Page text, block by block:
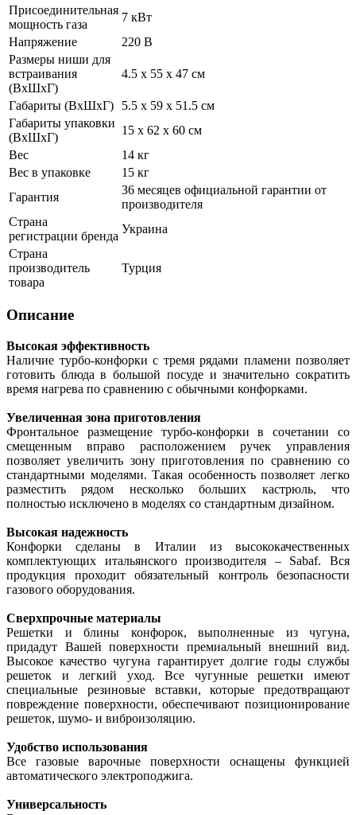
Присоединительная
мощность газа
7 кВт
Напряжение
220 В
Размеры ниши для
встраивания
(ВхШхГ)
4.5 х 55 х 47 см
Габариты (ВхШхГ)
5.5 х 59 х 51.5 см
Габариты упаковки
(ВхШхГ)
15 х 62 х 60 см
Вес
14 кг
Вес в упаковке
15 кг
Гарантия
36 месяцев официальной гарантии от
производителя
Страна
регистрации бренда
Украина
Страна
производитель
товара
Турция
Описание
Высокая эффективность
Наличие турбо-конфорки с тремя рядами пламени позволяет
готовить блюда в большой посуде и значительно сократить
время нагрева по сравнению с обычными конфорками.
Увеличенная зона приготовления
Фронтальное размещение турбо-конфорки в сочетании со
смещенным вправо расположением ручек управления
позволяет увеличить зону приготовления по сравнению со
стандартными моделями. Такая особенность позволяет легко
разместить рядом несколько больших кастрюль, что
полностью исключено в моделях со стандартным дизайном.
Высокая надежность
Конфорки сделаны в Италии из высококачественных
комплектующих итальянского производителя – Sabaf. Вся
продукция проходит обязательный контроль безопасности
газового оборудования.
Сверхпрочные материалы
Решетки и блины конфорок, выполненные из чугуна,
придадут Вашей поверхности премиальный внешний вид.
Высокое качество чугуна гарантирует долгие годы службы
решеток и легкий уход. Все чугунные решетки имеют
специальные резиновые вставки, которые предотвращают
повреждение поверхности, обеспечивают позиционирование
решеток, шумо- и виброизоляцию.
Удобство использования
Все газовые варочные поверхности оснащены функцией
автоматического электроподжига.
Универсальность